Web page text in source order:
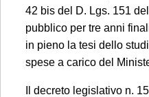
42 bis del D. Lgs. 151
pubblico per tre anni
in pieno la tesi dello
spese a carico del
Il decreto legislativo n.